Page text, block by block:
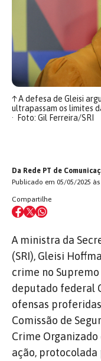
↑A defesa de Gleisi
ultrapassam os limites
Foto: Gil Ferreira/SRI
Da Rede PT de
Publicado em 05/05/2025 às
Compartilhe
A ministra da
(SRI), Gleisi
crime no
deputado federal
ofensas
Comissão de
Crime Organizado
ação, protocolada